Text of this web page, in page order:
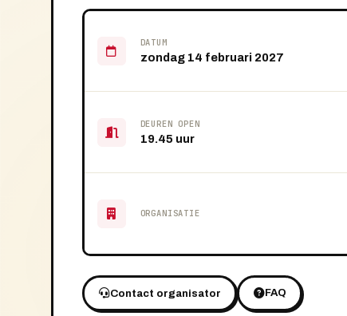
DATUM
zondag 14 februari 2027
DEUREN OPEN
19.45 uur
ORGANISATIE
Contact organisator FAQ